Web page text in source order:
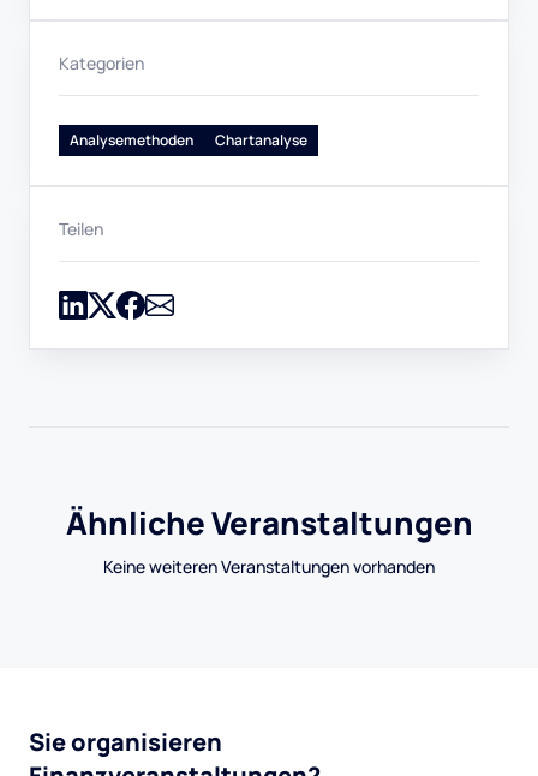
Kategorien
Analysemethoden Chartanalyse
Teilen
Ähnliche Veranstaltungen
Keine weiteren Veranstaltungen vorhanden
Sie organisieren